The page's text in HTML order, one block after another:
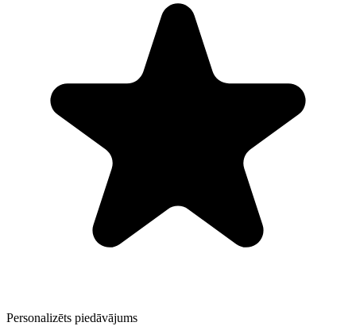
Personalizēts piedāvājums